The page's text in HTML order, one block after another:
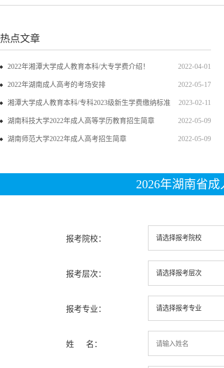
热点文章
2022-04-01
2022年湘潭大学成人教育本科/大专学费介绍！
2022-05-17
2022年湖南成人高考的考场安排
2023-02-11
湘潭大学成人教育本科/专科2023级新生学费缴纳标准
2022-05-09
湖南科技大学2022年成人高等学历教育招生简章
2022-05-09
湖南师范大学2022年成人高考招生简章
2026年湖南省
报考院校：
报考层次：
报考专业：
姓 名：